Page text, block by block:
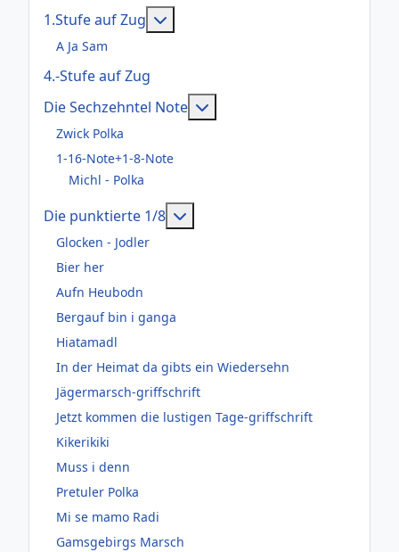
1.Stufe auf Zug
A Ja Sam
4.-Stufe auf Zug
Die Sechzehntel Note
Zwick Polka
1-16-Note+1-8-Note
Michl - Polka
Die punktierte 1/8
Glocken - Jodler
Bier her
Aufn Heubodn
Bergauf bin i ganga
Hiatamadl
In der Heimat da gibts ein Wiedersehn
Jägermarsch-griffschrift
Jetzt kommen die lustigen Tage-griffschrift
Kikerikiki
Muss i denn
Pretuler Polka
Mi se mamo Radi
Gamsgebirgs Marsch